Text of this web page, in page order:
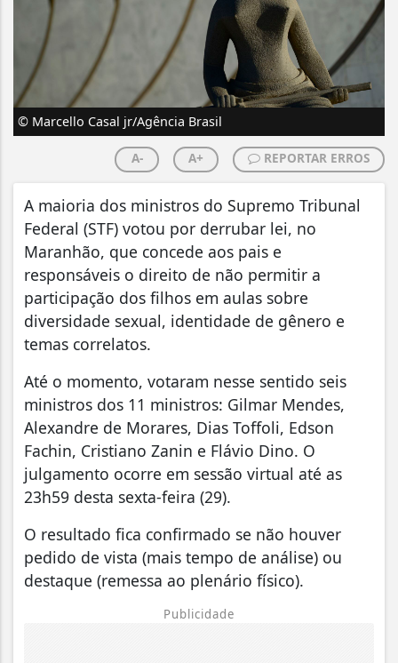
© Marcello Casal jr/Agência Brasil
A- A+ REPORTAR ERROS
A maioria dos ministros do Supremo Tribunal
Federal (STF) votou por derrubar lei, no
Maranhão, que concede aos pais e
responsáveis o direito de não permitir a
participação dos filhos em aulas sobre
diversidade sexual, identidade de gênero e
temas correlatos.
Até o momento, votaram nesse sentido seis
ministros dos 11 ministros: Gilmar Mendes,
Alexandre de Morares, Dias Toffoli, Edson
Fachin, Cristiano Zanin e Flávio Dino. O
julgamento ocorre em sessão virtual até as
23h59 desta sexta-feira (29).
O resultado fica confirmado se não houver
pedido de vista (mais tempo de análise) ou
destaque (remessa ao plenário físico).
Publicidade